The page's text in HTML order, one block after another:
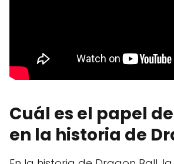
Cuál es el papel
en la historia de